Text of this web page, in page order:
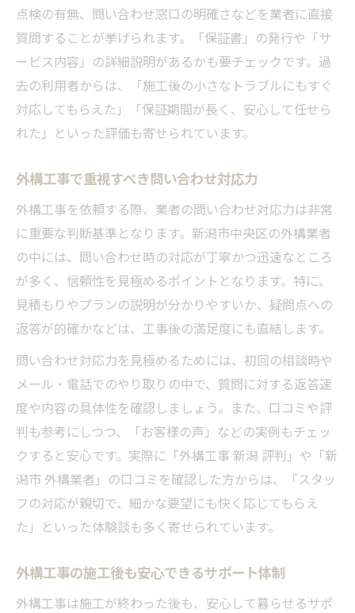
点検の有無、問い合わせ窓口の明確さなどを業者に直接
質問することが挙げられます。「保証書」の発行や「サ
ービス内容」の詳細説明があるかも要チェックです。過
去の利用者からは、「施工後の小さなトラブルにもすぐ
対応してもらえた」「保証期間が長く、安心して任せら
れた」といった評価も寄せられています。
外構工事で重視すべき問い合わせ対応力
外構工事を依頼する際、業者の問い合わせ対応力は非常
に重要な判断基準となります。新潟市中央区の外構業者
の中には、問い合わせ時の対応が丁寧かつ迅速なところ
が多く、信頼性を見極めるポイントとなります。特に、
見積もりやプランの説明が分かりやすいか、疑問点への
返答が的確かなどは、工事後の満足度にも直結します。
問い合わせ対応力を見極めるためには、初回の相談時や
メール・電話でのやり取りの中で、質問に対する返答速
度や内容の具体性を確認しましょう。また、口コミや評
判も参考にしつつ、「お客様の声」などの実例もチェッ
クすると安心です。実際に「外構工事 新潟 評判」や「新
潟市 外構業者」の口コミを確認した方からは、「スタッ
フの対応が親切で、細かな要望にも快く応じてもらえ
た」といった体験談も多く寄せられています。
外構工事の施工後も安心できるサポート体制
外構工事は施工が終わった後も、安心して暮らせるサポ